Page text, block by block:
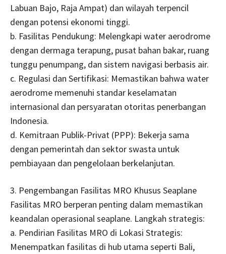
Labuan Bajo, Raja Ampat) dan wilayah terpencil
dengan potensi ekonomi tinggi.
b. Fasilitas Pendukung: Melengkapi water aerodrome
dengan dermaga terapung, pusat bahan bakar, ruang
tunggu penumpang, dan sistem navigasi berbasis air.
c. Regulasi dan Sertifikasi: Memastikan bahwa water
aerodrome memenuhi standar keselamatan
internasional dan persyaratan otoritas penerbangan
Indonesia.
d. Kemitraan Publik-Privat (PPP): Bekerja sama
dengan pemerintah dan sektor swasta untuk
pembiayaan dan pengelolaan berkelanjutan.
3. Pengembangan Fasilitas MRO Khusus Seaplane
Fasilitas MRO berperan penting dalam memastikan
keandalan operasional seaplane. Langkah strategis:
a. Pendirian Fasilitas MRO di Lokasi Strategis:
Menempatkan fasilitas di hub utama seperti Bali,